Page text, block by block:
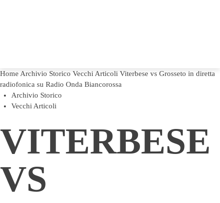
Home Archivio Storico Vecchi Articoli Viterbese vs Grosseto in diretta
radiofonica su Radio Onda Biancorossa
Archivio Storico
Vecchi Articoli
VITERBESE
VS